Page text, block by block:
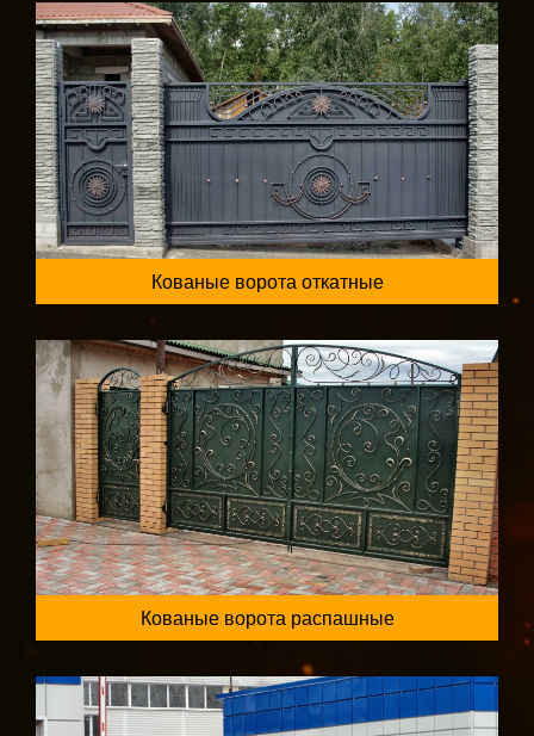
Кованые ворота откатные
Кованые ворота распашные